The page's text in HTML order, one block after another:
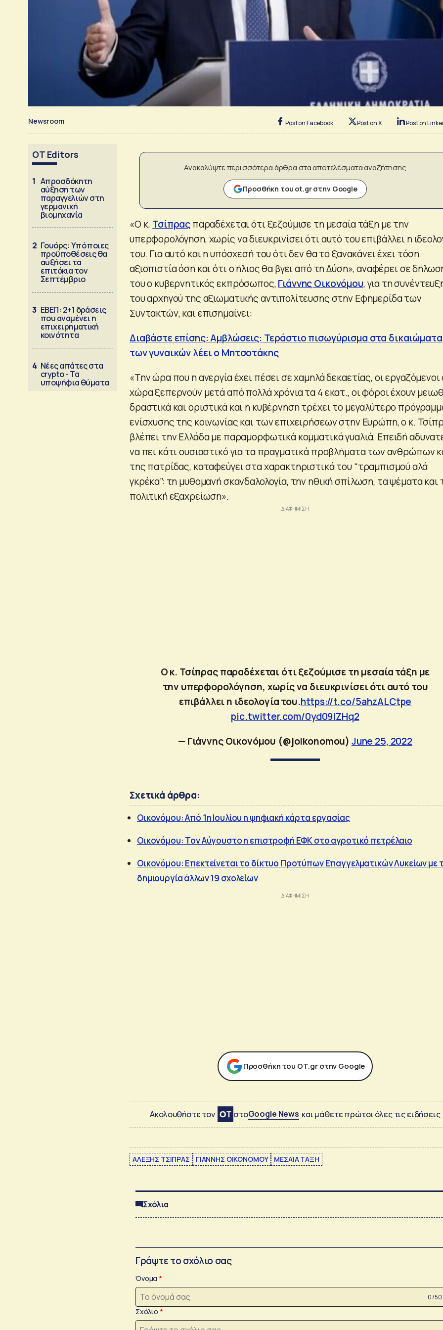
Newsroom Post on Facebook Post on X Post on
OT Editors
1 Απροσδόκητη
αύξηση των
παραγγελιών στη
γερμανική
βιομηχανία
2 Γουόρς: Υπό ποιες
προϋποθέσεις θα
αυξήσει τα
επιτόκια τον
Σεπτέμβριο
3 ΕΒΕΠ: 2+1 δράσεις
που αναμένει η
επιχειρηματική
κοινότητα
4 Νέες απάτες στα
crypto - Τα
υποψήφια θύματα
Ανακαλύψτε περισσότερα άρθρα στα αποτελέσματα αναζήτησης
Προσθήκη του ot.gr στην Google
«Ο κ. Τσίπραςπαραδέχεται ότι ξεζούμισε τη μεσαία τάξη με την
υπερφορολόγηση, χωρίς να διευκρινίσει ότι αυτό του επιβάλλει η
του. Για αυτό και η υπόσχεσή του ότι δεν θα το ξανακάνει έχει τόση
αξιοπιστία όση και ότι ο ήλιος θα βγει από τη Δύση», αναφέρει σε
του ο κυβερνητικός εκπρόσωπος,Γιάννης Οικονόμου, για τη
του αρχηγού της αξιωματικής αντιπολίτευσης στην Εφημερίδα των
Συντακτών, και επισημαίνει:
Διαβάστε επίσης: Αμβλώσεις: Τεράστιο πισωγύρισμα στα δικαιώματα
των γυναικών λέει ο Μητσοτάκης
«Την ώρα που η ανεργία έχει πέσει σε χαμηλά δεκαετίας, οι
χώρα ξεπερνούν μετά από πολλά χρόνια τα 4 εκατ., οι φόροι έχουν
δραστικά και οριστικά και η κυβέρνηση τρέχει το μεγαλύτερο
ενίσχυσης της κοινωνίας και των επιχειρήσεων στην Ευρώπη, ο κ.
βλέπει την Ελλάδα με παραμορφωτικά κομματικά γυαλιά. Επειδή
να πει κάτι ουσιαστικό για τα πραγματικά προβλήματα των ανθρώπων
της πατρίδας, καταφεύγει στα χαρακτηριστικά του “τραμπισμού αλά
γκρέκα”: τη μυθομανή σκανδαλολογία, την ηθική σπίλωση, τα ψέματα και
πολιτική εξαχρείωση».
Ο κ. Τσίπρας παραδέχεται ότι ξεζούμισε τη μεσαία τάξη με
την υπερφορολόγηση, χωρίς να διευκρινίσει ότι αυτό του
επιβάλλει η ιδεολογία του.https://t.co/5ahzALCtpe
pic.twitter.com/0yd09lZHq2
— Γιάννης Οικονόμου (@joikonomou) June 25, 2022
Σχετικά άρθρα:
Οικονόμου: Από 1η Ιουλίου η ψηφιακή κάρτα εργασίας
Οικονόμου: Τον Αύγουστο η επιστροφή ΕΦΚ στο αγροτικό πετρέλαιο
Οικονόμου: Επεκτείνεται το δίκτυο Προτύπων Επαγγελματικών Λυκείων με
δημιουργία άλλων 19 σχολείων
Προσθήκη του ΟΤ.gr στην Google
Ακολουθήστε τον στοGoogle News και μάθετε πρώτοι όλες τις ειδήσεις
ΑΛΕΞΗΣ ΤΣΙΠΡΑΣ ΓΙΑΝΝΗΣ ΟΙΚΟΝΟΜΟΥ ΜΕΣΑΙΑ ΤΑΞΗ
Σχόλια
Γράψτε το σχόλιο σας
Όνομα
0 /50
Σχόλιο